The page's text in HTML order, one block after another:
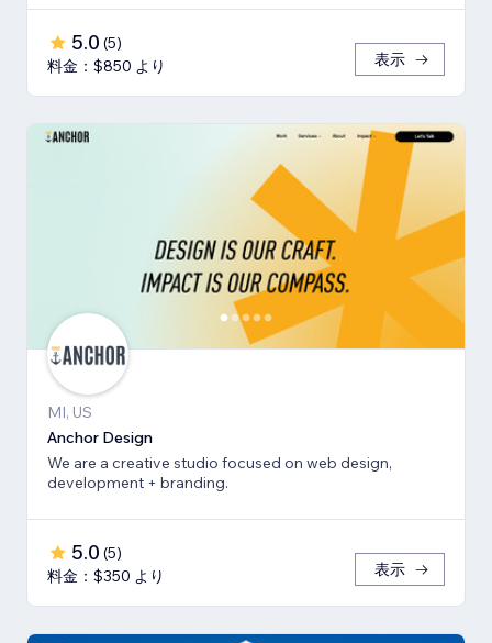
5.0 (5)
料金：$850 より
表示
MI, US
Anchor Design
We are a creative studio focused on web design,
development + branding.
5.0 (5)
料金：$350 より
表示